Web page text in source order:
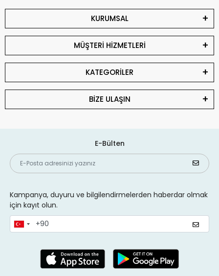
KURUMSAL
MÜŞTERİ HİZMETLERİ
KATEGORİLER
BİZE ULAŞIN
E-Bülten
Kampanya, duyuru ve bilgilendirmelerden haberdar olmak
için kayıt olun.